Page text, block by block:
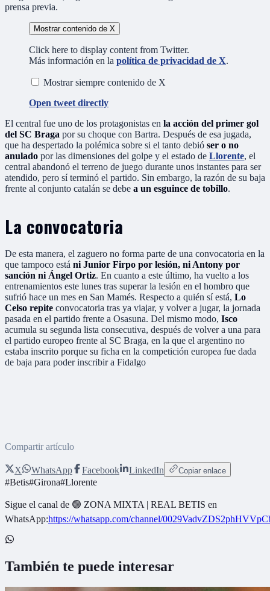
prensa previa.
Mostrar contenido de X
Click here to display content from Twitter.
Más información en la política de privacidad de X.
Mostrar siempre contenido de X
Open tweet directly
El central fue uno de los protagonistas en la acción del primer gol
del SC Braga por su choque con Bartra. Después de esa jugada,
que ha despertado la polémica sobre si el tanto debió ser o no
anulado por las dimensiones del golpe y el estado de Llorente, el
central abandonó el terreno de juego durante unos instantes para ser
atendido, pero sí terminó el partido. Sin embargo, la razón de su baja
frente al conjunto catalán se debe a un esguince de tobillo.
La convocatoria
De esta manera, el zaguero no forma parte de una convocatoria en la
que tampoco está ni Junior Firpo por lesión, ni Antony por
sanción ni Ángel Ortiz. En cuanto a este último, ha vuelto a los
entrenamientos este lunes tras superar la lesión en el hombro que
sufrió hace un mes en San Mamés. Respecto a quién sí está, Lo
Celso repite convocatoria tras ya viajar, y volver a jugar, la jornada
pasada en el partido frente a Osasuna. Del mismo modo, Isco
acumula su segunda lista consecutiva, después de volver a una para
el partido europeo frente al SC Braga, en la que el argentino no
estaba inscrito porque su ficha en la competición europea fue dada
de baja para poder inscribir a Fidalgo
Compartir artículo
X WhatsApp Facebook LinkedIn Copiar enlace
#Betis#Girona#Llorente
Sigue el canal de 🟢 ZONA MIXTA | REAL BETIS en
WhatsApp:https://whatsapp.com/channel/
También te puede interesar